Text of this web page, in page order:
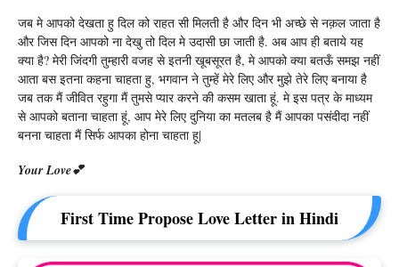
जब मे आपको देखता हु दिल को राहत सी मिलती है और दिन भी अच्छे से नक़ल जाता है
और जिस दिन आपको ना देखु तो दिल मे उदासी छा जाती है. अब आप ही बताये यह
क्या है? मेरी जिंदगी तुम्हारी वजह से इतनी खूबसूरत है, मे आपको क्या बतऊँ समझ नहीं
आता बस इतना कहना चाहता हु, भगवान ने तुम्हें मेरे लिए और मुझे तेरे लिए बनाया है
जब तक मैं जीवित रहुगा मैं तुमसे प्यार करने की कसम खाता हूं. मे इस पत्र के माध्यम
से आपको बताना चाहता हूं, आप मेरे लिए दुनिया का मतलब है मैं आपका पसंदीदा नहीं
बनना चाहता मैं सिर्फ आपका होना चाहता हू|
Your Love💕
First Time Propose Love Letter in Hindi